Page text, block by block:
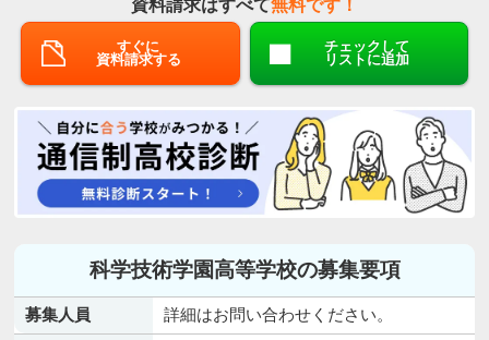
資料請求はすべて無料です！
すぐに
資料請求する
チェックして
リストに追加
科学技術学園高等学校の募集要項
募集人員 詳細はお問い合わせください。